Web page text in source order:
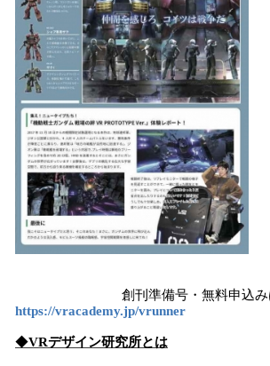
創刊準備号・無料申込みは
https://vracademy.jp/vrunner
◆VRデザイン研究所とは